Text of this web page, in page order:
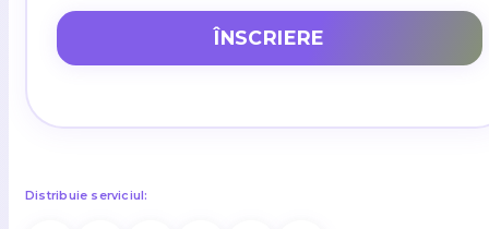
ÎNSCRIERE
Distribuie serviciul: